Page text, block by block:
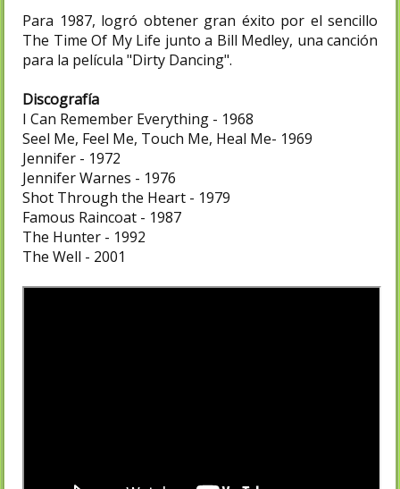
Para 1987, logró obtener gran éxito por el sencillo
The Time Of My Life junto a Bill Medley, una canción
para la película "Dirty Dancing".
Discografía
I Can Remember Everything - 1968
Seel Me, Feel Me, Touch Me, Heal Me- 1969
Jennifer - 1972
Jennifer Warnes - 1976
Shot Through the Heart - 1979
Famous Raincoat - 1987
The Hunter - 1992
The Well - 2001